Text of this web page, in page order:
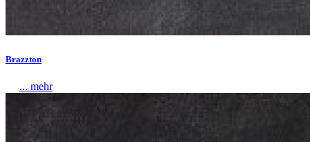
Brazzton
... mehr